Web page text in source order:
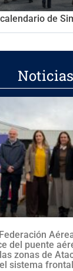
de
Noticias
del puente
zonas de
sistema frontal